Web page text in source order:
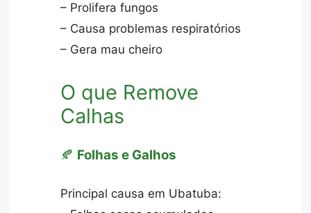
– Prolifera fungos
– Causa problemas respiratórios
– Gera mau cheiro
O que Remove
Calhas
🍂 Folhas e Galhos
Principal causa em Ubatuba: